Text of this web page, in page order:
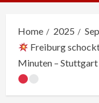
Home 2025
Freiburg
Minuten –